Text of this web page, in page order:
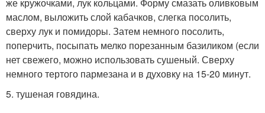
маслом, выложить слой кабачков, слегка посолить,
сверху лук и помидоры. Затем немного посолить,
поперчить, посыпать мелко порезанным базиликом (если
нет свежего, можно использовать сушеный. Сверху
немного тертого пармезана и в духовку на 15-20 минут.
5. тушеная говядина.